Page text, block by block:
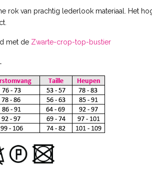
rok van prachtig lederlook materiaal. Het
met de Zwarte-crop-top-bustier